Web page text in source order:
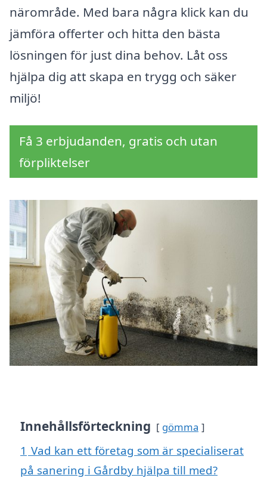
närområde. Med bara några klick kan du
jämföra offerter och hitta den bästa
lösningen för just dina behov. Låt oss
hjälpa dig att skapa en trygg och säker
miljö!
Få 3 erbjudanden, gratis och utan
förpliktelser
Innehållsförteckning gömma
1 Vad kan ett företag som är specialiserat
på sanering i Gårdby hjälpa till med?